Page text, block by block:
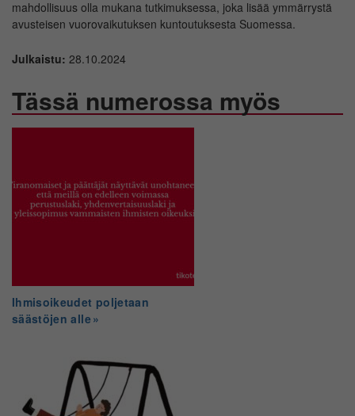
mahdollisuus olla mukana tutkimuksessa, joka lisää ymmärrystä
avusteisen vuorovaikutuksen kuntoutuksesta Suomessa.
Julkaistu: 28.10.2024
Tässä numerossa myös
Ihmisoikeudet poljetaan
säästöjen alle